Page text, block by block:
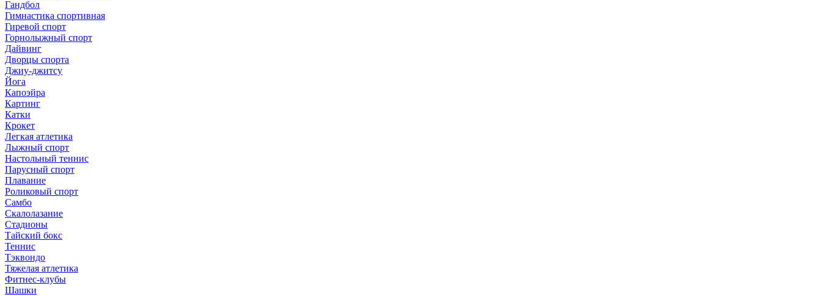
Гандбол
Гимнастика спортивная
Гиревой спорт
Горнолыжный спорт
Дайвинг
Дворцы спорта
Джиу-джитсу
Йога
Капоэйра
Картинг
Катки
Крокет
Легкая атлетика
Лыжный спорт
Настольный теннис
Парусный спорт
Плавание
Роликовый спорт
Самбо
Скалолазание
Стадионы
Тайский бокс
Теннис
Тэквондо
Тяжелая атлетика
Фитнес-клубы
Шашки